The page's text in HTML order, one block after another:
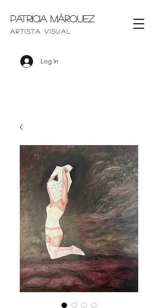
Patricia Márquez
artista visu al
Log In